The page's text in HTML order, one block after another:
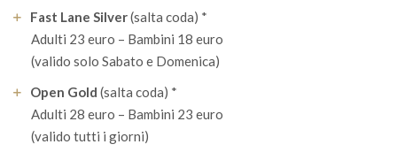
Fast Lane Silver(salta coda) *
Adulti 23 euro – Bambini 18 euro
(valido solo Sabato e Domenica)
Open Gold (salta coda) *
Adulti 28 euro – Bambini 23 euro
(valido tutti i giorni)